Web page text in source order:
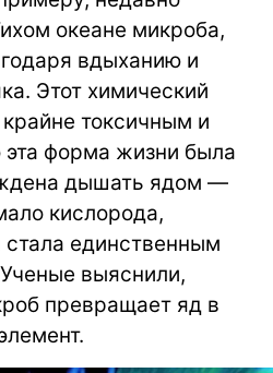
океане микроба,
вдыханию и
Этот химический
токсичным и
форма жизни была
дышать ядом —
кислорода,
стала единственным
выяснили,
превращает яд в